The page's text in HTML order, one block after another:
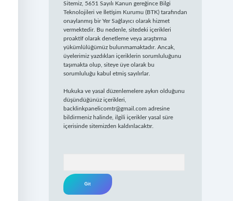
Sitemiz, 5651 Sayılı Kanun gereğince Bilgi
Teknolojileri ve İletişim Kurumu (BTK) tarafından
onaylanmış bir Yer Sağlayıcı olarak hizmet
vermektedir. Bu nedenle, sitedeki içerikleri
proaktif olarak denetleme veya araştırma
yükümlülüğümüz bulunmamaktadır. Ancak,
üyelerimiz yazdıkları içeriklerin sorumluluğunu
taşımakta olup, siteye üye olarak bu
sorumluluğu kabul etmiş sayılırlar.
Hukuka ve yasal düzenlemelere aykırı olduğunu
düşündüğünüz içerikleri,
backlinkpanelicomtr@gmail.com adresine
bildirmeniz halinde, ilgili içerikler yasal süre
içerisinde sitemizden kaldırılacaktır.